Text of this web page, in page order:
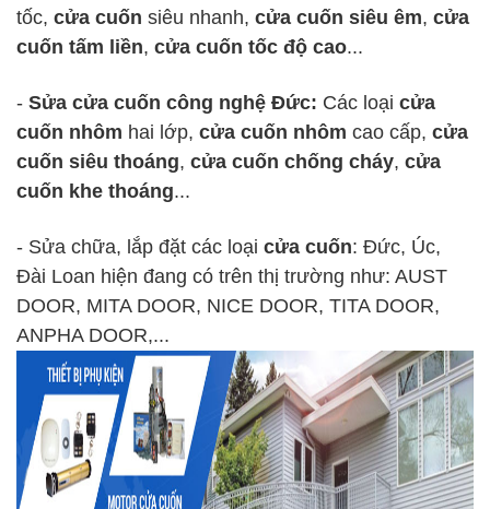
tốc, cửa cuốn siêu nhanh, cửa cuốn siêu êm, cửa
cuốn tấm liền, cửa cuốn tốc độ cao...
- Sửa cửa cuốn công nghệ Đức: Các loại cửa
cuốn nhôm hai lớp, cửa cuốn nhôm cao cấp, cửa
cuốn siêu thoáng, cửa cuốn chống cháy, cửa
cuốn khe thoáng...
- Sửa chữa, lắp đặt các loại cửa cuốn: Đức, Úc,
Đài Loan hiện đang có trên thị trường như: AUST
DOOR, MITA DOOR, NICE DOOR, TITA DOOR,
ANPHA DOOR,...